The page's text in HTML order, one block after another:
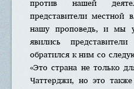
представители местной
нашу проповедь, и мы
явились
обратился к ним со
«Это страна не только
Чаттерджи, но это